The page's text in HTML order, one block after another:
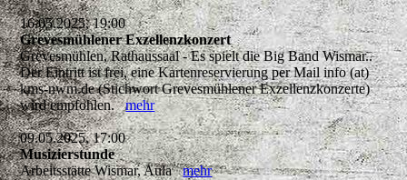
16.05.2025, 19:00
Grevesmühlener Exzellenzkonzert
Grevesmühlen, Rathaussaal - Es spielt die Big Band Wismar..
Der Eintritt ist frei, eine Kartenreservierung per Mail info (at)
kms-nwm.de (Stichwort Grevesmühlener Exzellenzkonzerte)
wird empfohlen.mehr
09.05.2025, 17:00
Musizierstunde
Arbeitsstätte Wismar, Aulamehr